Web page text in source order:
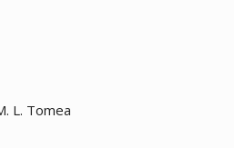
L. Tomea